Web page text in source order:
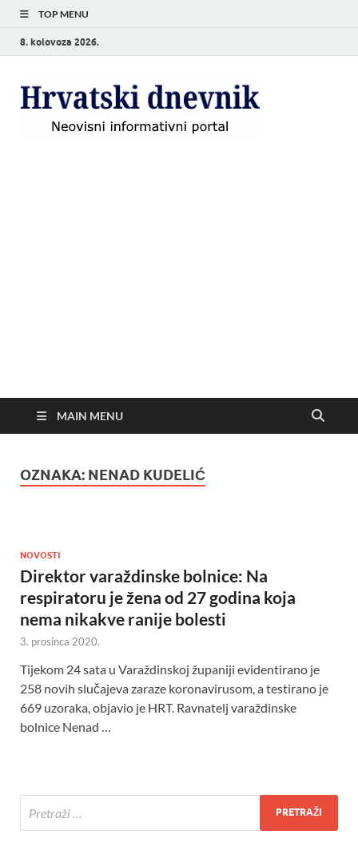
TOP MENU
8. kolovoza 2026.
MAIN MENU
OZNAKA: NENAD KUDELIĆ
NOVOSTI
Direktor varaždinske bolnice: Na
respiratoru je žena od 27 godina koja
nema nikakve ranije bolesti
3. prosinca 2020.
Tijekom 24 sata u Varaždinskoj županiji evidentirano je
258 novih slučajeva zaraze koronavirusom, a testirano je
669 uzoraka, objavio je HRT. Ravnatelj varaždinske
bolnice Nenad …